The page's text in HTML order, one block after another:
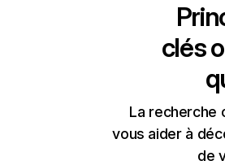
clés
La recherche
vous aider à
de